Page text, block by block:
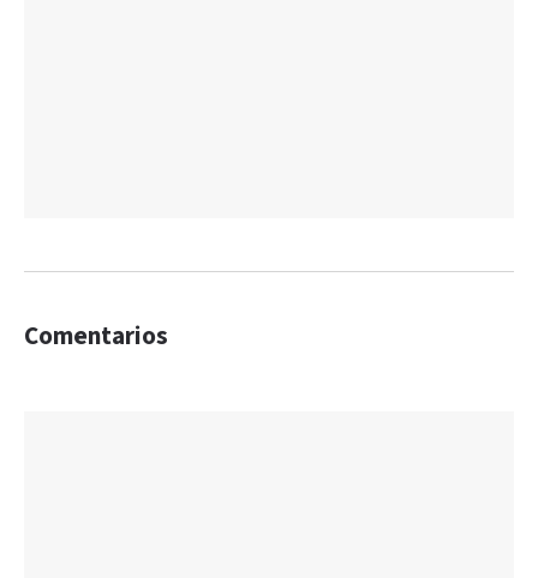
Comentarios